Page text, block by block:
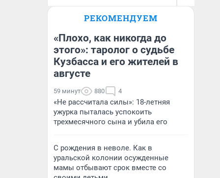
Главврач клиники
Волковой»
РЕКОМЕНДУЕМ
«Плохо, как никогда до
этого»: таролог о судьбе
Кузбасса и его жителей в
августе
59 минут 880 4
«Не рассчитала силы»: 18-летняя
ужурка пыталась успокоить
трехмесячного сына и убила его
С рождения в неволе. Как в
уральской колонии осужденные
мамы отбывают срок вместе со